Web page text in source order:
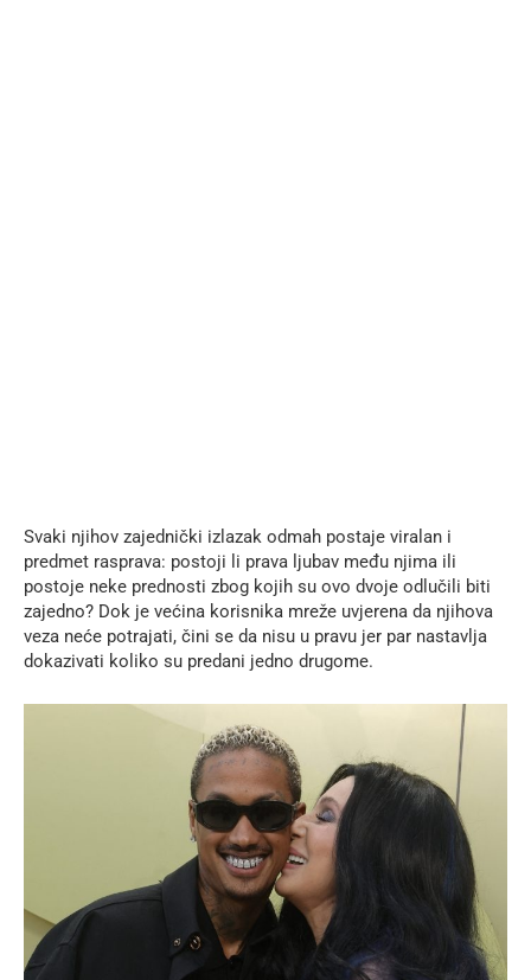
Svaki njihov zajednički izlazak odmah postaje viralan i
predmet rasprava: postoji li prava ljubav među njima ili
postoje neke prednosti zbog kojih su ovo dvoje odlučili biti
zajedno? Dok je većina korisnika mreže uvjerena da njihova
veza neće potrajati, čini se da nisu u pravu jer par nastavlja
dokazivati ​​koliko su predani jedno drugome.